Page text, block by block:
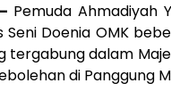
– Pemuda Ahmadiyah
Seni Doenia OMK
tergabung dalam
di Panggung